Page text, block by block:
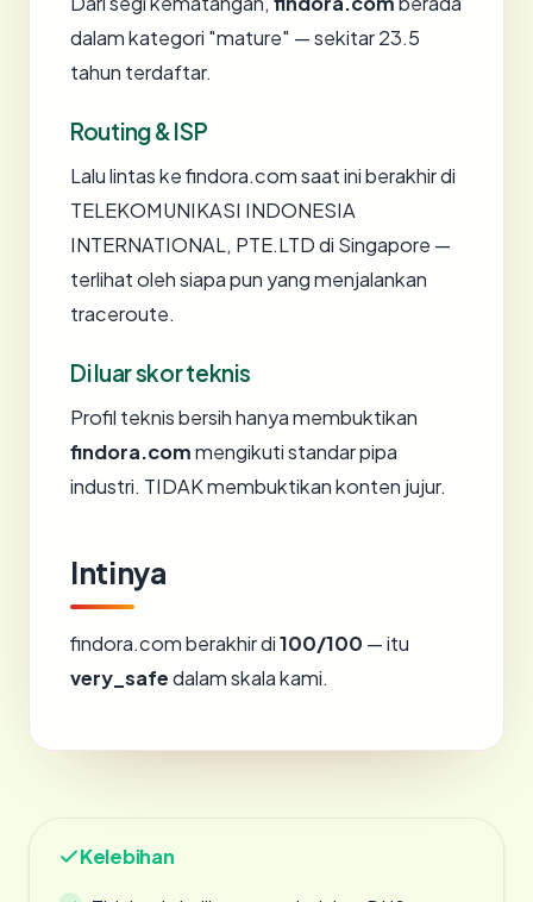
dalam kategori "mature" — sekitar 23.5
tahun terdaftar.
Routing & ISP
Lalu lintas ke findora.com saat ini berakhir di
TELEKOMUNIKASI INDONESIA
INTERNATIONAL, PTE.LTD di Singapore —
terlihat oleh siapa pun yang menjalankan
traceroute.
Di luar skor teknis
Profil teknis bersih hanya membuktikan
findora.commengikuti standar pipa
industri. TIDAK membuktikan konten jujur.
Intinya
findora.com berakhir di100/100 — itu
very_safedalam skala kami.
Kelebihan